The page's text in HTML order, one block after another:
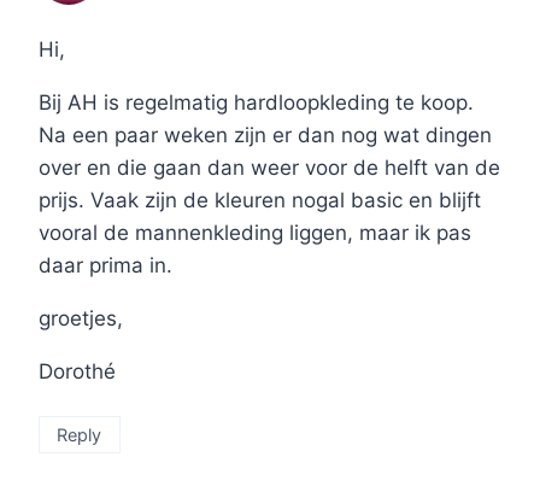
Hi,
Bij AH is regelmatig hardloopkleding te koop.
Na een paar weken zijn er dan nog wat dingen
over en die gaan dan weer voor de helft van de
prijs. Vaak zijn de kleuren nogal basic en blijft
vooral de mannenkleding liggen, maar ik pas
daar prima in.
groetjes,
Dorothé
Reply